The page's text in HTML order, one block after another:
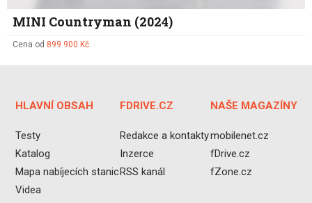
MINI Countryman (2024)
Cena od 899 900 Kč
HLAVNÍ OBSAH
Testy
Katalog
Mapa nabíjecích stanic
Videa
FDRIVE.CZ
Redakce a kontakty
Inzerce
RSS kanál
NAŠE MAGAZÍNY
mobilenet.cz
fDrive.cz
fZone.cz